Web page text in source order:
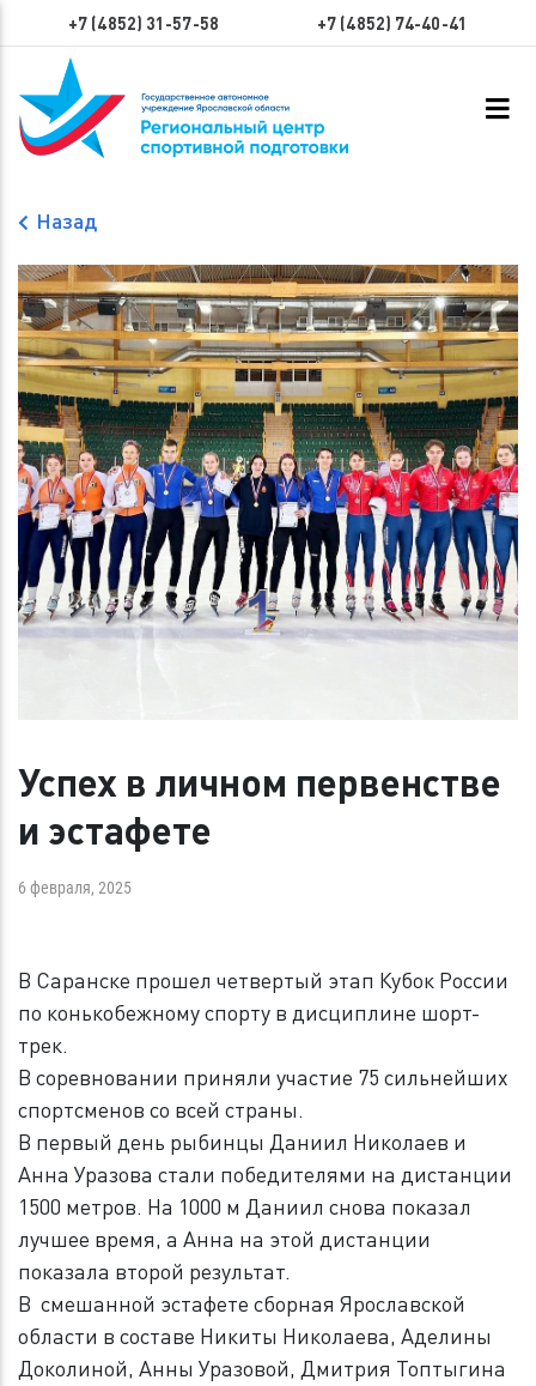
+7 (4852) 31-57-58 +7 (4852) 74-40-41
Назад
Успех в личном первенстве
и эстафете
6 февраля, 2025
В Саранске прошел четвертый этап Кубок России
по конькобежному спорту в дисциплине шорт-
трек.
В соревновании приняли участие 75 сильнейших
спортсменов со всей страны.
В первый день рыбинцы Даниил Николаев и
Анна Уразова стали победителями на дистанции
1500 метров. На 1000 м Даниил снова показал
лучшее время, а Анна на этой дистанции
показала второй результат.
В смешанной эстафете сборная Ярославской
области в составе Никиты Николаева, Аделины
Доколиной, Анны Уразовой, Дмитрия Топтыгина